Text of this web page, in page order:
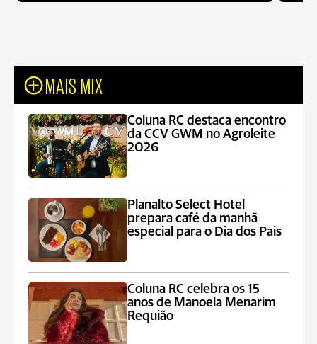
MAIS MIX
Coluna RC destaca encontro
da CCV GWM no Agroleite
2026
Planalto Select Hotel
prepara café da manhã
especial para o Dia dos Pais
Coluna RC celebra os 15
anos de Manoela Menarim
Requião